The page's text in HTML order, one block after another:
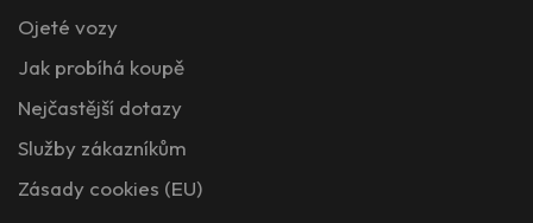
Ojeté vozy
Jak probíhá koupě
Nejčastější dotazy
Služby zákazníkům
Zásady cookies (EU)